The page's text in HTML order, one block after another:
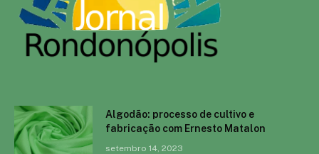
Algodão: processo de cultivo e
fabricação com Ernesto Matalon
setembro 14, 2023